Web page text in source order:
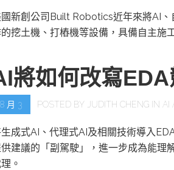
新創公司Built Robotics近年來將AI
挖土機、打樁機等設備，具備自主施
將如何改寫EDA
8 月 3 POSTED BY JUDITH CHENG IN AI
成式AI、代理式AI及相關技術導入
建議的「副駕駛」，進一步成為能理
。